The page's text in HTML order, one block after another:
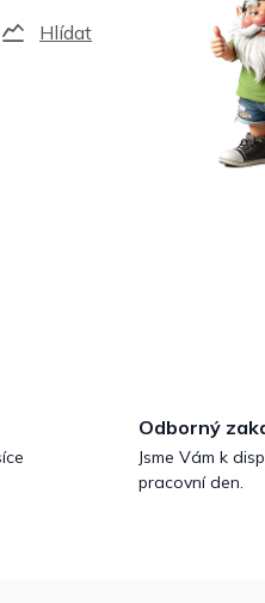
Hlídat
Odborný
Jsme Vám k
pracovní den.